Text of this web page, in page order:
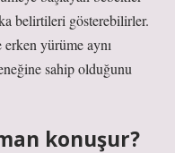
belirtileri gösterebilirler.
yürüme aynı
sahip olduğunu
konuşur?